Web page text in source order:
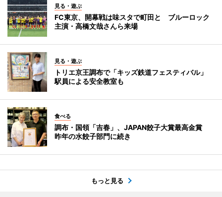
見る・遊ぶ
FC東京、開幕戦は味スタで町田と ブルーロック
主演・高橋文哉さんら来場
見る・遊ぶ
トリエ京王調布で「キッズ鉄道フェスティバル」
駅員による安全教室も
食べる
調布・国領「吉春」、JAPAN餃子大賞最高金賞
昨年の水餃子部門に続き
もっと見る